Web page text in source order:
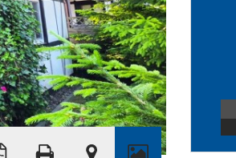
©OpenStreetMap contributors